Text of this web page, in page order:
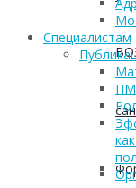
Cпециалистам